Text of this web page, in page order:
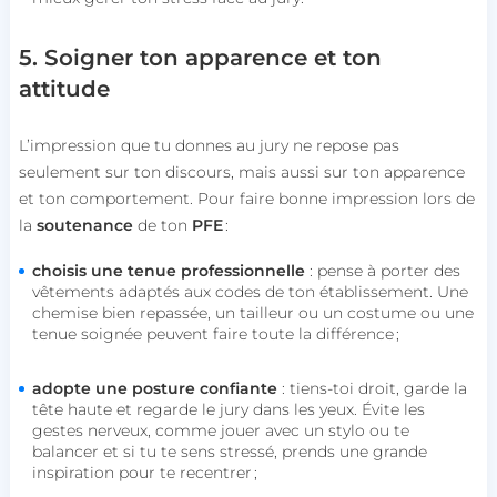
5. Soigner ton apparence et ton
attitude
L’impression que tu donnes au jury ne repose pas
seulement sur ton discours, mais aussi sur ton apparence
et ton comportement. Pour faire bonne impression lors de
la soutenancede ton PFE:
choisis une tenue professionnelle: pense à porter des
vêtements adaptés aux codes de ton établissement. Une
chemise bien repassée, un tailleur ou un costume ou une
tenue soignée peuvent faire toute la différence ;
adopte une posture confiante: tiens-toi droit, garde la
tête haute et regarde le jury dans les yeux. Évite les
gestes nerveux, comme jouer avec un stylo ou te
balancer et si tu te sens stressé, prends une grande
inspiration pour te recentrer ;
Les cookies strictement nécessaires habilitent des
connexion des utilisateurs et la gestion des
nécessaires.
Fournisseur / Domaine
session_uuid
lccst accounts.livechat.com
lccid accounts.livechat.com